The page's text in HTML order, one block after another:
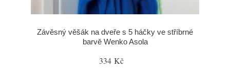
Závěsný věšák na dveře s 5 háčky ve stříbrné
barvě Wenko Asola
334 Kč